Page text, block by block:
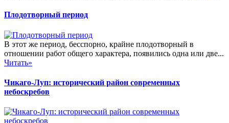
Плодотворный период
В этот же период, бесспорно, крайне плодотворный в
отношении работ общего характера, появились одна или две...
Читать»
Чикаго-Луп: исторический район современных
небоскребов